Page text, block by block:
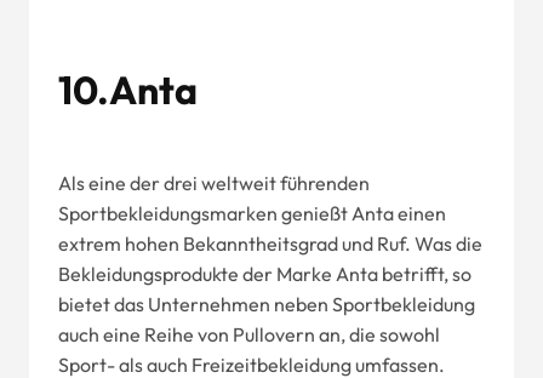
10.Anta
Als eine der drei weltweit führenden
Sportbekleidungsmarken genießt Anta einen
extrem hohen Bekanntheitsgrad und Ruf. Was die
Bekleidungsprodukte der Marke Anta betrifft, so
bietet das Unternehmen neben Sportbekleidung
auch eine Reihe von Pullovern an, die sowohl
Sport- als auch Freizeitbekleidung umfassen.